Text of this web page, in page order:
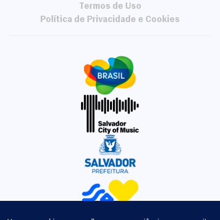
Termos de Uso
Política de Privacidade e Cookies